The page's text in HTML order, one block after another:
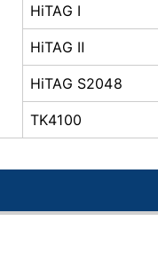
HiTAG Ⅰ
HiTAG Ⅱ
HiTAG S2048
TK4100